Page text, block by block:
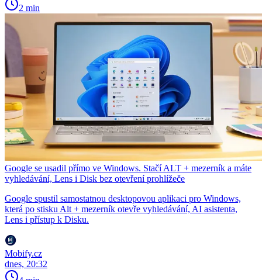
2 min
Google se usadil přímo ve Windows. Stačí ALT + mezerník a máte
vyhledávání, Lens i Disk bez otevření prohlížeče
Google spustil samostatnou desktopovou aplikaci pro Windows,
která po stisku Alt + mezerník otevře vyhledávání, AI asistenta,
Lens i přístup k Disku.
Mobify.cz
dnes, 20:32